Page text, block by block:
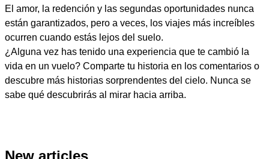
El amor, la redención y las segundas oportunidades nunca
están garantizados, pero a veces, los viajes más increíbles
ocurren cuando estás lejos del suelo.
¿Alguna vez has tenido una experiencia que te cambió la
vida en un vuelo? Comparte tu historia en los comentarios o
descubre más historias sorprendentes del cielo. Nunca se
sabe qué descubrirás al mirar hacia arriba.
New articles